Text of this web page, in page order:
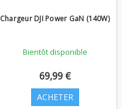
Chargeur DJI Power GaN (140W)
Bientôt disponible
69,99 €
ACHETER